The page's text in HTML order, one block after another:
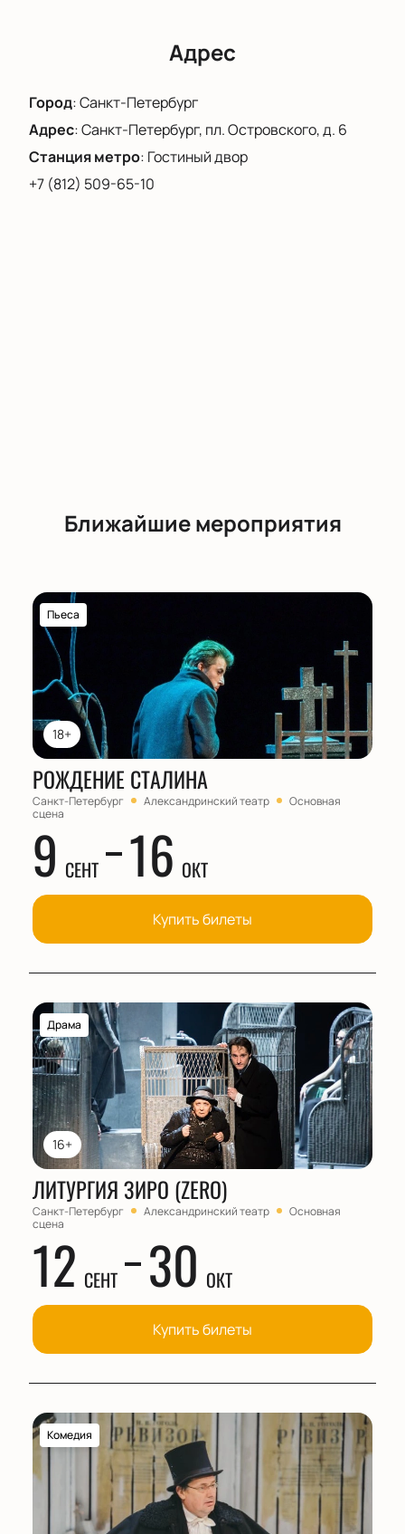
Адрес
Город:Санкт-Петербург
Адрес:Санкт-Петербург, пл. Островского, д. 6
Станция метро: Гостиный двор
+7 (812) 509-65-10
Ближайшие мероприятия
18+
Пьеса
РОЖДЕНИЕ СТАЛИНА
Санкт-Петербург Александринский театр
Основная
сцена
9 СЕНТ 16 ОКТ
Купить билеты
16+
Драма
ЛИТУРГИЯ ЗИРО (ZERO)
Санкт-Петербург Александринский театр
Основная
сцена
12 СЕНТ 30 ОКТ
Купить билеты
Комедия